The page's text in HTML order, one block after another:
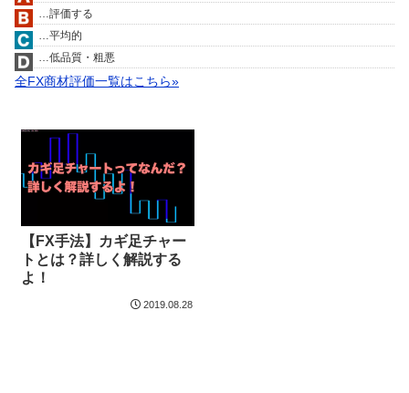
…評価する
…平均的
…低品質・粗悪
全FX商材評価一覧はこちら»
【FX手法】カギ足チャー
トとは？詳しく解説する
よ！
2019.08.28